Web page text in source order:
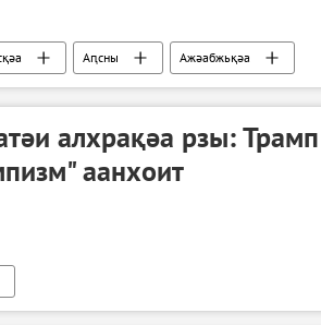
Аԥсны Ажәабжьқәа
алхрақәа рзы: Трамп
аанхоит